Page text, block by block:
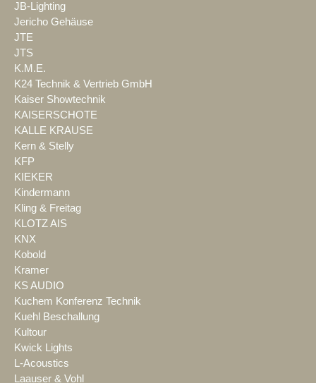
JB-Lighting
Jericho Gehäuse
JTE
JTS
K.M.E.
K24 Technik & Vertrieb GmbH
Kaiser Showtechnik
KAISERSCHOTE
KALLE KRAUSE
Kern & Stelly
KFP
KIEKER
Kindermann
Kling & Freitag
KLOTZ AIS
KNX
Kobold
Kramer
KS AUDIO
Kuchem Konferenz Technik
Kuehl Beschallung
Kultour
Kwick Lights
L-Acoustics
Laauser & Vohl